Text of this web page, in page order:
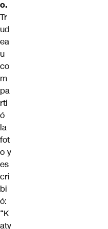
o.
Tr
ud
ea
u
co
m
pa
rti
ó
la
fot
o y
es
cri
bi
ó:
“K
aty